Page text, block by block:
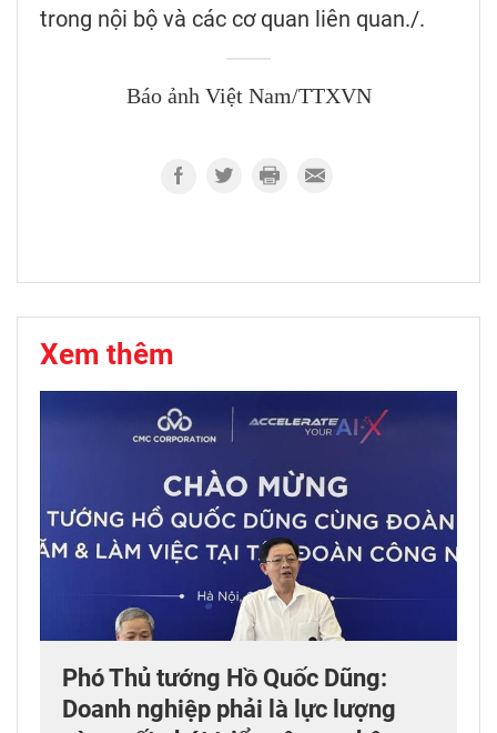
trong nội bộ và các cơ quan liên quan./.
Báo ảnh Việt Nam/TTXVN
Xem thêm
Phó Thủ tướng Hồ Quốc Dũng:
Doanh nghiệp phải là lực lượng